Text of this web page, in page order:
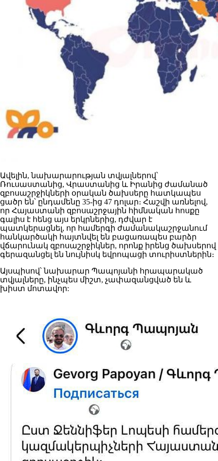
Ավելին, նախարարության տվյալներով՝
Ռուսաստանից, Վրաստանից և Իրանից ժամանած
զբոսաշրջիկների օրական ծախսերը հատկապես
ցածր են՝ ընդամենը 35-ից 47 դոլար։ Հաշվի առնելով,
որ Հայաստանի զբոսաշրջային հիմնական հոսքը
գալիս է հենց այս երկրներից, դժվար է
պատկերացնել, որ համերգի ժամանակաշրջանում
հանկարծակի հայտնվել են բացառապես բարձր
վճարունակ զբոսաշրջիկներ, որոնք իրենց ծախսերով
գերազանցել են նույնիսկ եվրոպացի տուրիստներին։
Այսպիսով՝ նախարար Պապոյանի հրապարակած
տվյալները, ինչպես միշտ, չափազանցված են և
խիստ մոտավոր: